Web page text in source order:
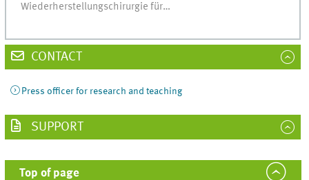
Wiederherstellungschirurgie für…
CONTACT
Press officer for research and teaching
SUPPORT
Top of page